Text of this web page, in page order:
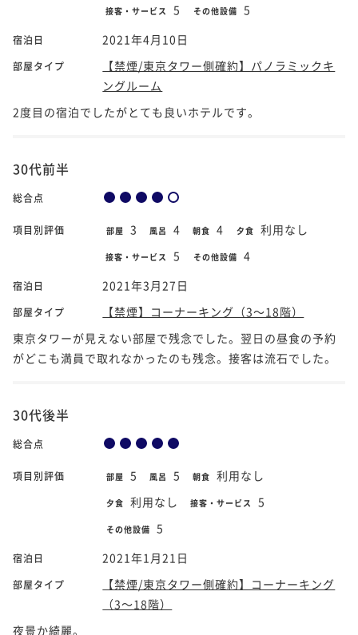
接客・サービス 5 その他設備 5
宿泊日 2021年4月10日
部屋タイプ
【禁煙/東京タワー側確約】パノラミックキ
ングルーム
2度目の宿泊でしたがとても良いホテルです。
30代前半
総合点
項目別評価 部屋 3 風呂 4 朝食 4 夕食 利用なし
接客・サービス 5 その他設備 4
宿泊日 2021年3月27日
部屋タイプ
【禁煙】コーナーキング（3～18階）
東京タワーが見えない部屋で残念でした。翌日の昼食の予約
がどこも満員で取れなかったのも残念。接客は流石でした。
30代後半
総合点
項目別評価 部屋 5 風呂 5 朝食 利用なし
夕食 利用なし 接客・サービス 5
その他設備 5
宿泊日 2021年1月21日
部屋タイプ
【禁煙/東京タワー側確約】コーナーキング
（3～18階）
夜景か綺麗。